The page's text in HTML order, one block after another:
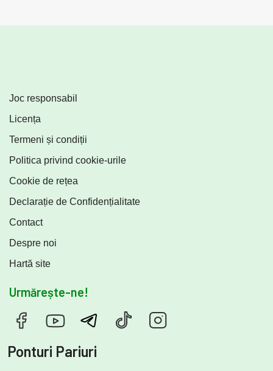
Joc responsabil
Licența
Termeni și condiții
Politica privind cookie-urile
Cookie de rețea
Declarație de Confidențialitate
Contact
Despre noi
Hartă site
Urmărește-ne!
Ponturi Pariuri